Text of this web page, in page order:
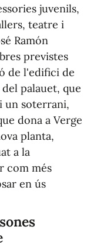
juvenils,
teatre i
Ramón
previstes
de l'edifici de
palauet, que
un soterrani,
dona a Verge
planta,
a la
com més
en ús